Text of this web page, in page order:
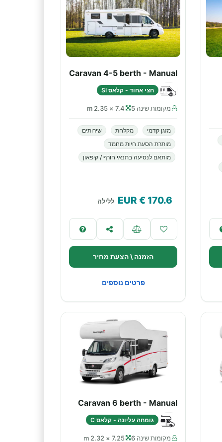
Caravan 4-5 berth - Manual
חצי אחוד - קלאס SI
מקומות שינה 5 7.4 × 2.35 m
מזגן קדמי מקלחת
שירותים
מותרת הסעת חיות מחמד
מותאם לנסיעה בתנאי חורף / קיפאון
170.6
€ EUR ללילה
הזמנה \ הצעת מחיר
פרטים נוספים
Caravan 6 berth - Manual
גומחה עליונה - קלאס C
מקומות שינה 6 7.25 × 2.32 m